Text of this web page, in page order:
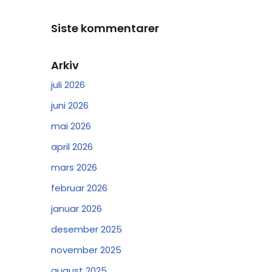
Siste kommentarer
Arkiv
juli 2026
juni 2026
mai 2026
april 2026
mars 2026
februar 2026
januar 2026
desember 2025
november 2025